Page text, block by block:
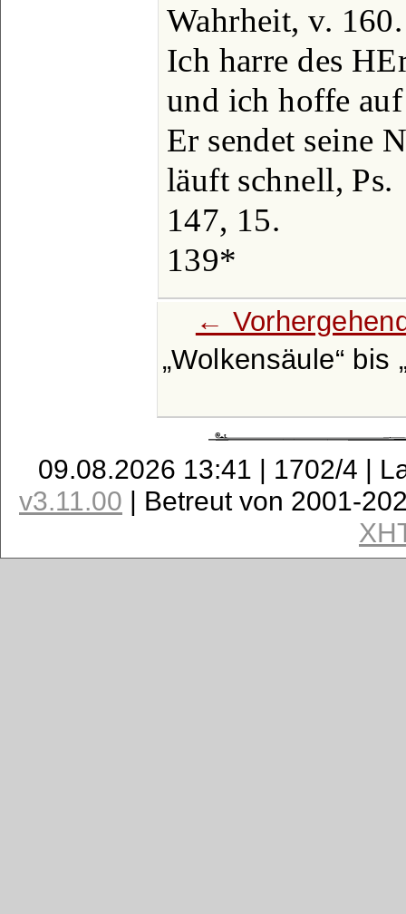
Wahrheit, v. 160.
Ich harre des
und ich hoffe
Er sendet seine
läuft schnell, Ps.
147, 15.
139*
←
Wolkensäule bis
09.08.2026 13:41 | 1702/4 |
v3.11.00 | Betreut von 2001-